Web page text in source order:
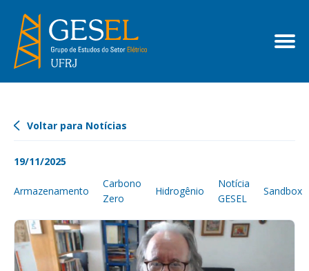
Voltar para Notícias
19/11/2025
Armazenamento
Carbono
Zero
Hidrogênio
Notícia
GESEL
Sandbox